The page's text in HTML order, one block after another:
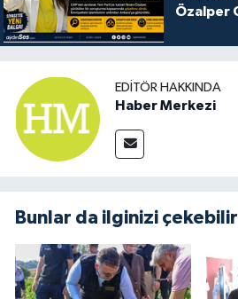
Özalper
EDITÖR HAKKINDA
Haber Merkezi
Bunlar da ilginizi çekebilir